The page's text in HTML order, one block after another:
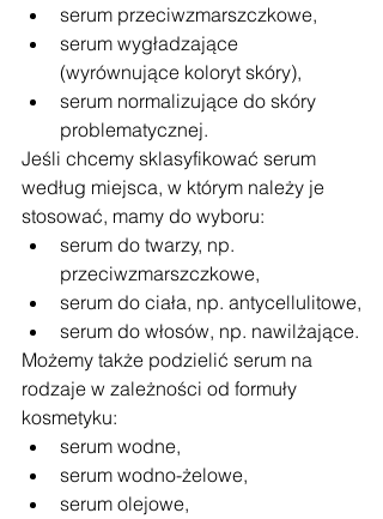
serum przeciwzmarszczkowe,
serum wygładzające
(wyrównujące koloryt skóry),
serum normalizujące do skóry
problematycznej.
Jeśli chcemy sklasyfikować serum
według miejsca, w którym należy je
stosować, mamy do wyboru:
serum do twarzy, np.
przeciwzmarszczkowe,
serum do ciała, np. antycellulitowe,
serum do włosów, np. nawilżające.
Możemy także podzielić serum na
rodzaje w zależności od formuły
kosmetyku:
serum wodne,
serum wodno-żelowe,
serum olejowe,